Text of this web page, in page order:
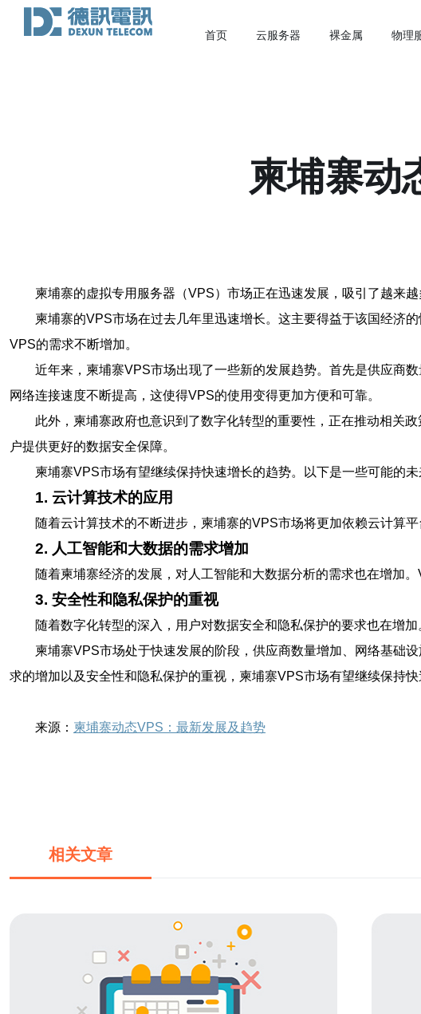
首页 云服务器 裸金属 物理
柬埔寨动
柬埔寨的虚拟专用服务器（VPS）市场正在迅速发展，吸引了越来
柬埔寨的VPS市场在过去几年里迅速增长。这主要得益于该国经济
VPS的需求不断增加。
近年来，柬埔寨VPS市场出现了一些新的发展趋势。首先是供应商
网络连接速度不断提高，这使得VPS的使用变得更加方便和可靠。
此外，柬埔寨政府也意识到了数字化转型的重要性，正在推动相关
户提供更好的数据安全保障。
柬埔寨VPS市场有望继续保持快速增长的趋势。以下是一些可能的未
1. 云计算技术的应用
随着云计算技术的不断进步，柬埔寨的VPS市场将更加依赖云计算
2. 人工智能和大数据的需求增加
随着柬埔寨经济的发展，对人工智能和大数据分析的需求也在增加
3. 安全性和隐私保护的重视
随着数字化转型的深入，用户对数据安全和隐私保护的要求也在增
柬埔寨VPS市场处于快速发展的阶段，供应商数量增加、网络基础
求的增加以及安全性和隐私保护的重视，柬埔寨VPS市场有望继续保持快
来源： 柬埔寨动态VPS：最新发展及趋势
相关文章